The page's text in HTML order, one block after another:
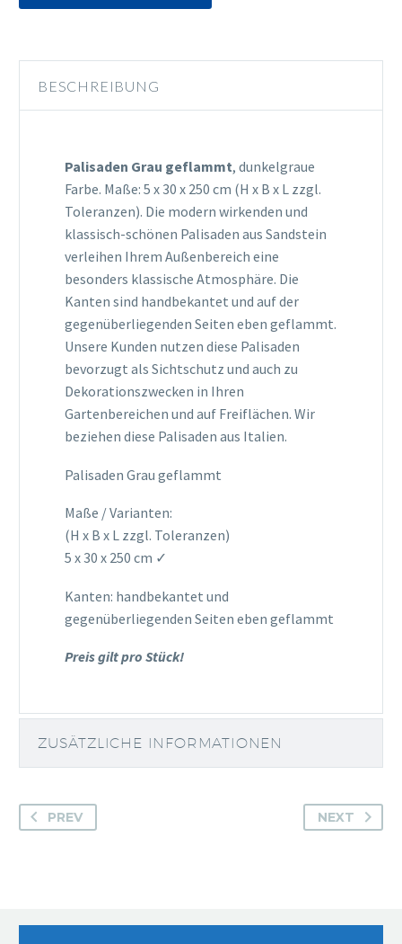
BESCHREIBUNG
Palisaden Grau geflammt, dunkelgraue
Farbe. Maße: 5 x 30 x 250 cm (H x B x L zzgl.
Toleranzen). Die modern wirkenden und
klassisch-schönen Palisaden aus Sandstein
verleihen Ihrem Außenbereich eine
besonders klassische Atmosphäre. Die
Kanten sind handbekantet und auf der
gegenüberliegenden Seiten eben geflammt.
Unsere Kunden nutzen diese Palisaden
bevorzugt als Sichtschutz und auch zu
Dekorationszwecken in Ihren
Gartenbereichen und auf Freiflächen. Wir
beziehen diese Palisaden aus Italien.
Palisaden Grau geflammt
Maße / Varianten:
(H x B x L zzgl. Toleranzen)
5 x 30 x 250 cm ✓
Kanten: handbekantet und
gegenüberliegenden Seiten eben geflammt
Preis gilt pro Stück!
ZUSÄTZLICHE INFORMATIONEN
PREV NEXT